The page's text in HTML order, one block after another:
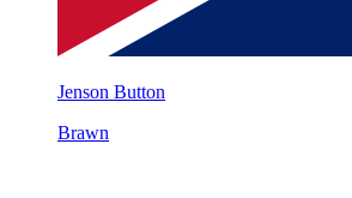
Jenson Button
Brawn